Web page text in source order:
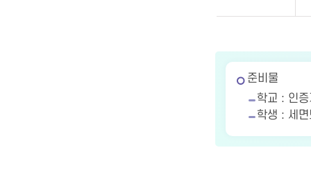
준비물
학교 : 인
학생 : 세